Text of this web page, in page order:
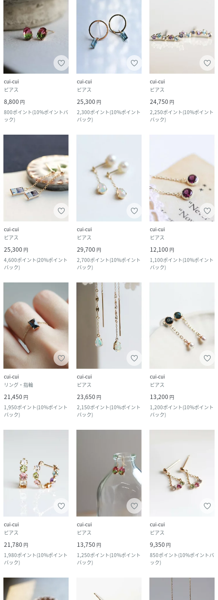
cui-cui
ピアス
8,800 円
800ポイント(10%ポイントバ
ック)
cui-cui
ピアス
25,300 円
2,300ポイント(10%ポイント
バック)
cui-cui
ピアス
24,750 円
2,250ポイント(10%ポイント
バック)
cui-cui
ピアス
25,300 円
4,600ポイント(20%ポイント
バック)
cui-cui
ピアス
29,700 円
2,700ポイント(10%ポイント
バック)
cui-cui
ピアス
12,100 円
1,100ポイント(10%ポイント
バック)
cui-cui
リング・指輪
21,450 円
1,950ポイント(10%ポイント
バック)
cui-cui
ピアス
23,650 円
2,150ポイント(10%ポイント
バック)
cui-cui
ピアス
13,200 円
1,200ポイント(10%ポイント
バック)
cui-cui
ピアス
21,780 円
1,980ポイント(10%ポイント
バック)
cui-cui
ピアス
13,750 円
1,250ポイント(10%ポイント
バック)
cui-cui
ピアス
9,350 円
850ポイント(10%ポイントバ
ック)